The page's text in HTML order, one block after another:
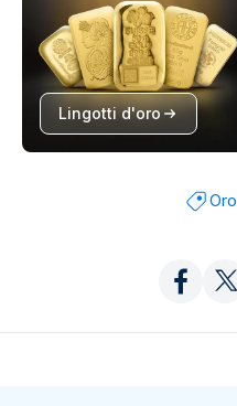
Lingotti d'oro
Oro